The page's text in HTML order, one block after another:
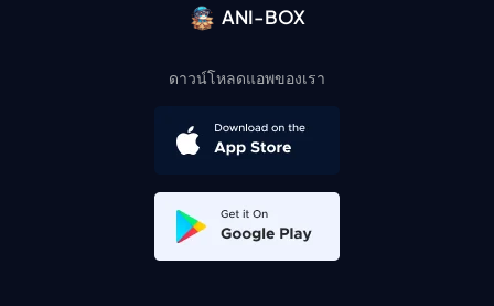
ANI-BOX
ดาวน์โหลดแอพของเรา